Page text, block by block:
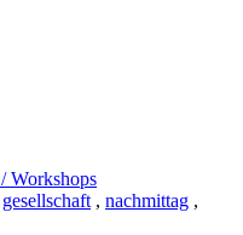
Workshops
gesellschaft , nachmittag ,